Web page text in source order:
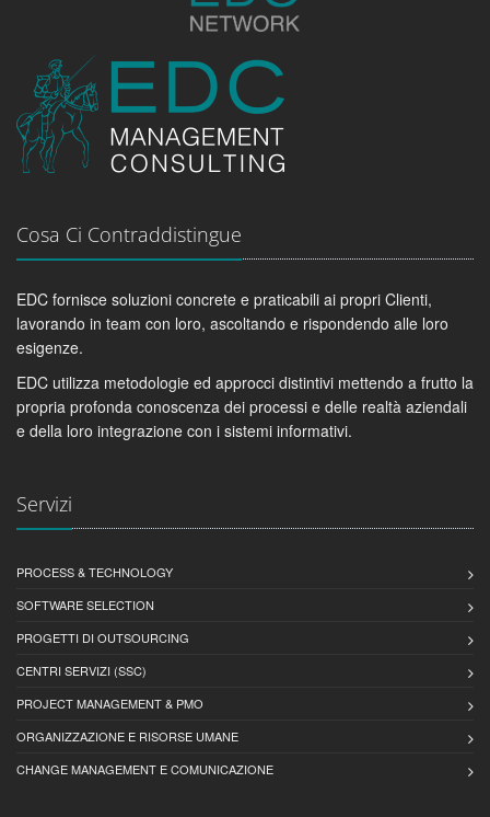
Cosa Ci Contraddistingue
EDC fornisce soluzioni concrete e praticabili ai propri Clienti,
lavorando in team con loro, ascoltando e rispondendo alle loro
esigenze.
EDC utilizza metodologie ed approcci distintivi mettendo a frutto la
propria profonda conoscenza dei processi e delle realtà aziendali
e della loro integrazione con i sistemi informativi.
Servizi
PROCESS & TECHNOLOGY
SOFTWARE SELECTION
PROGETTI DI OUTSOURCING
CENTRI SERVIZI (SSC)
PROJECT MANAGEMENT & PMO
ORGANIZZAZIONE E RISORSE UMANE
CHANGE MANAGEMENT E COMUNICAZIONE